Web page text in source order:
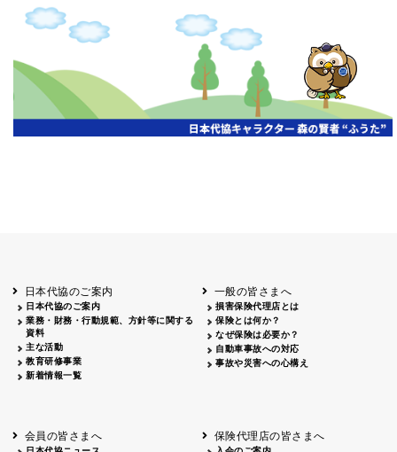
日本代協のご案内
日本代協のご案内
業務・財務・行動規範、方針等に関する
資料
主な活動
教育研修事業
新着情報一覧
一般の皆さまへ
損害保険代理店とは
保険とは何か？
なぜ保険は必要か？
自動車事故への対応
事故や災害への心構え
会員の皆さまへ 保険代理店の皆さまへ